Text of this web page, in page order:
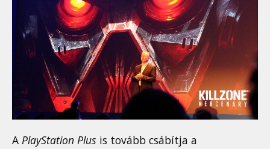
A PlayStation Plus is tovább csábítja a